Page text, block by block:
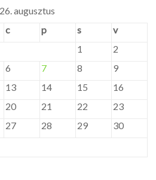
augusztus
c p s
v
1
2
6 7 8
9
13 14 15
16
20 21 22
23
27 28 29
30